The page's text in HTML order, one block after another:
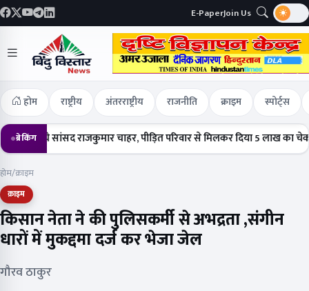
E-PaperJoin Us
होम राष्ट्रीय अंतरराष्ट्रीय राजनीति क्राइम स्पोर्ट्स
ब्रेकिंग
पहुंचे सांसद राजकुमार चाहर, पीड़ित परिवार से मिलकर दिया 5 लाख का चेक
होम/क्राइम
क्राइम
किसान नेता ने की पुलिसकर्मी से अभद्रता ,संगीन
धारों में मुकद्दमा दर्ज कर भेजा जेल
गौरव ठाकुर